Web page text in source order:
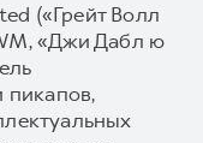
(«Грейт Волл
«Джи Дабл ю
пикапов,